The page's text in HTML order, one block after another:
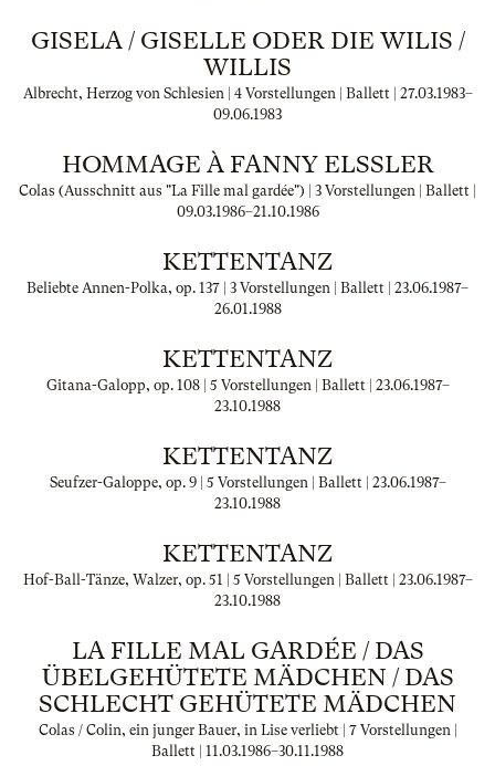
GISELA / GISELLE ODER DIE WILIS /
WILLIS
Albrecht, Herzog von Schlesien | 4 Vorstellungen | Ballett | 27.03.1983–
09.06.1983
HOMMAGE À FANNY ELSSLER
Colas (Ausschnitt aus "La Fille mal gardée") | 3 Vorstellungen | Ballett |
09.03.1986–21.10.1986
KETTENTANZ
Beliebte Annen-Polka, op. 137 | 3 Vorstellungen | Ballett | 23.06.1987–
26.01.1988
KETTENTANZ
Gitana-Galopp, op. 108 | 5 Vorstellungen | Ballett | 23.06.1987–
23.10.1988
KETTENTANZ
Seufzer-Galoppe, op. 9 | 5 Vorstellungen | Ballett | 23.06.1987–
23.10.1988
KETTENTANZ
Hof-Ball-Tänze, Walzer, op. 51 | 5 Vorstellungen | Ballett | 23.06.1987–
23.10.1988
LA FILLE MAL GARDÉE / DAS
ÜBELGEHÜTETE MÄDCHEN / DAS
SCHLECHT GEHÜTETE MÄDCHEN
Colas / Colin, ein junger Bauer, in Lise verliebt | 7 Vorstellungen |
Ballett | 11.03.1986–30.11.1988